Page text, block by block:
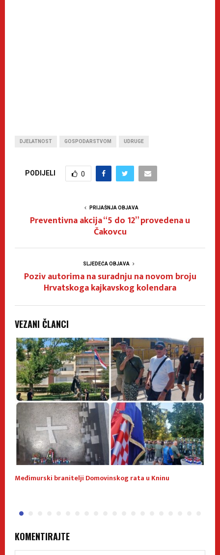
DJELATNOST GOSPODARSTVOM UDRUGE
PODIJELI 0
PRIJAŠNJA OBJAVA
Preventivna akcija “5 do 12” provedena u
Čakovcu
SLJEDEĆA OBJAVA
Poziv autorima na suradnju na novom broju
Hrvatskoga kajkavskog kolendara
VEZANI ČLANCI
Međimurski branitelji Domovinskog rata u Kninu
KOMENTIRAJTE